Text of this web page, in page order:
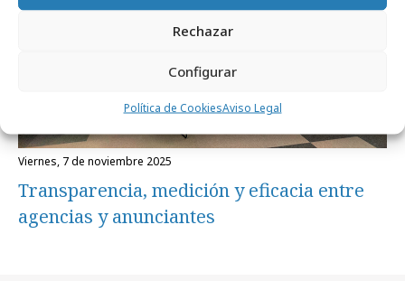
Rechazar
Configurar
Política de CookiesAviso Legal
viernes, 7 de noviembre 2025
Transparencia, medición y eficacia entre
agencias y anunciantes